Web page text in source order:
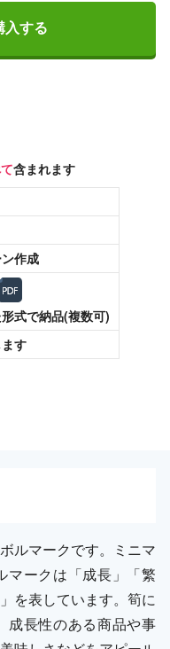
入する
含まれます
作成
式で納品(複数可)
ます
ルマークです。ミニマ
マークは「成長」「繁
を表しています。筍に
成長性のある商品や事